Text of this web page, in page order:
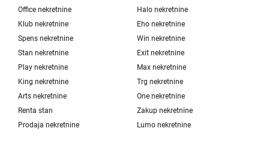
Office nekretnine
Halo nekretnine
Klub nekretnine
Eho nekretnine
Spens nekretnine
Win nekretnine
Stan nekretnine
Exit nekretnine
Play nekretnine
Max nekretnine
King nekretnine
Trg nekretnine
Arts nekretnine
One nekretnine
Renta stan
Zakup nekretnine
Prodaja nekretnine
Lumo nekretnine